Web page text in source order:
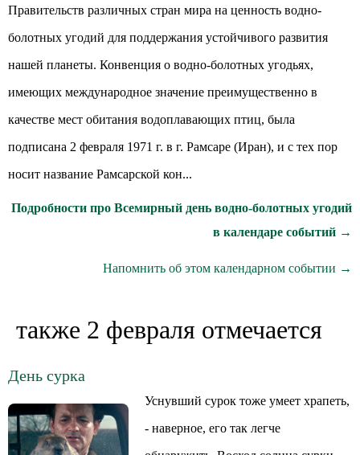
Правительств различных стран мира на ценность водно-
болотных угодий для поддержания устойчивого развития
нашей планеты. Конвенция о водно-болотных угодьях,
имеющих международное значение преимущественно в
качестве мест обитания водоплавающих птиц, была
подписана 2 февраля 1971 г. в г. Рамсаре (Иран), и с тех пор
носит название Рамсарской кон...
Подробности про Всемирный день водно-болотных угодий
в календаре событий →
Напомнить об этом календарном событии →
также 2 февраля отмечается
День сурка
Уснувший сурок тоже умеет храпеть,
- наверное, его так легче